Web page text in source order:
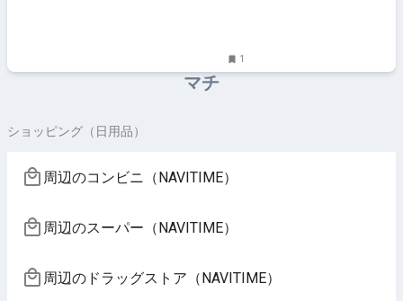
1
マチ
ショッピング（日用品）
周辺のコンビニ（NAVITIME）
周辺のスーパー（NAVITIME）
周辺のドラッグストア（NAVITIME）